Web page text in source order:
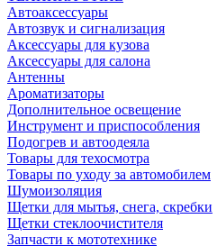
Автоаксессуары
Автозвук и сигнализация
Аксессуары для кузова
Аксессуары для салона
Антенны
Ароматизаторы
Дополнительное освещение
Инструмент и приспособления
Подогрев и автоодеяла
Товары для техосмотра
Товары по уходу за автомобилем
Шумоизоляция
Щетки для мытья, снега, скребки
Щетки стеклоочистителя
Запчасти к мототехнике